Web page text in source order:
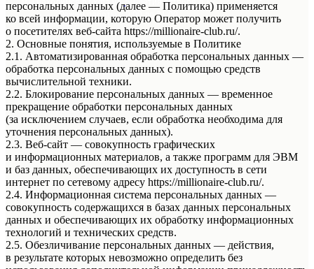
Мы находимся в г.Уфа ул. 50-летия октября д.18
Режим работы с 9:00 до 21:00
персональных данных (далее — Политика) применяется
ко всей информации, которую Оператор может получить
о посетителях веб-сайта https://millionaire-club.ru/.
2. Основные понятия, используемые в Политике
2.1. Автоматизированная обработка персональных данных —
обработка персональных данных с помощью средств
вычислительной техники.
2.2. Блокирование персональных данных — временное
прекращение обработки персональных данных
(за исключением случаев, если обработка необходима для
уточнения персональных данных).
2.3. Веб-сайт — совокупность графических
и информационных материалов, а также программ для ЭВМ
и баз данных, обеспечивающих их доступность в сети
интернет по сетевому адресу https://millionaire-club.ru/.
2.4. Информационная система персональных данных —
совокупность содержащихся в базах данных персональных
данных и обеспечивающих их обработку информационных
технологий и технических средств.
2.5. Обезличивание персональных данных — действия,
в результате которых невозможно определить без